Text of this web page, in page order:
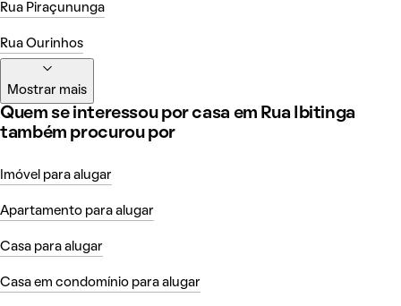
Rua Piraçununga
Rua Ourinhos
Mostrar mais
Quem se interessou por casa em Rua Ibitinga
também procurou por
Imóvel para alugar
Apartamento para alugar
Casa para alugar
Casa em condomínio para alugar